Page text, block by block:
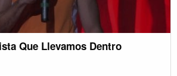
Que Llevamos Dentro